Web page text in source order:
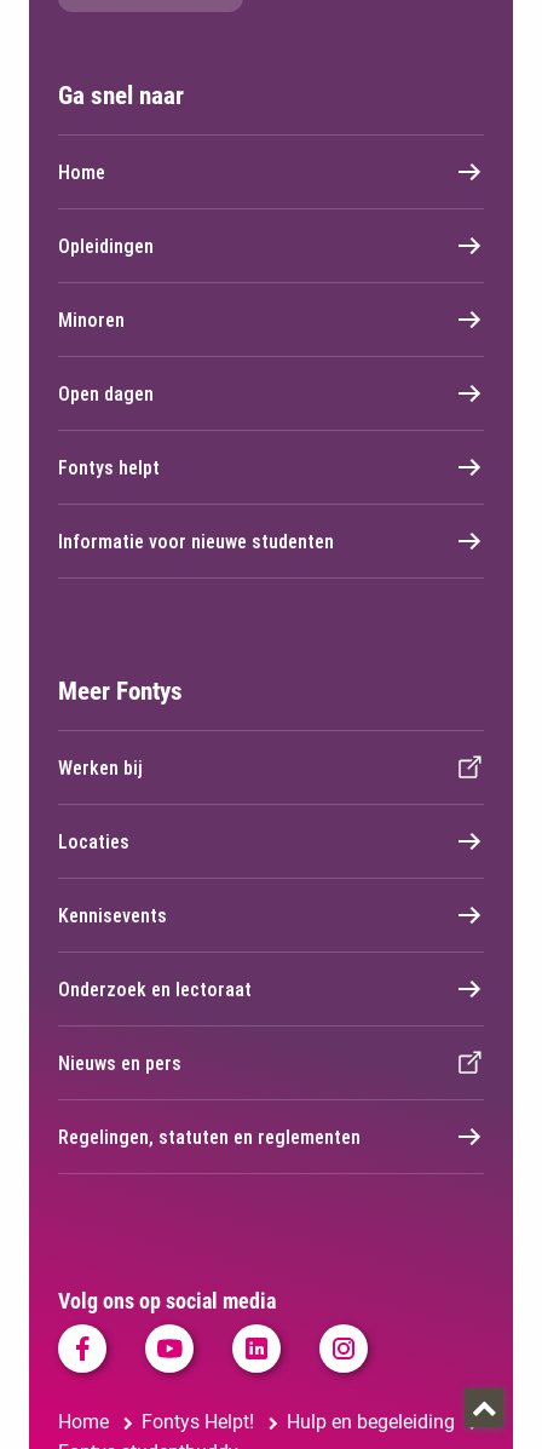
Volg ons op social media
Home Fontys Helpt!
Hulp en begeleiding
Ga snel naar
Home
Opleidingen
Minoren
Open dagen
Fontys helpt
Informatie voor nieuwe studenten
Meer Fontys
Werken bij
Locaties
Kennisevents
Onderzoek en lectoraat
Nieuws en pers
Regelingen, statuten en reglementen